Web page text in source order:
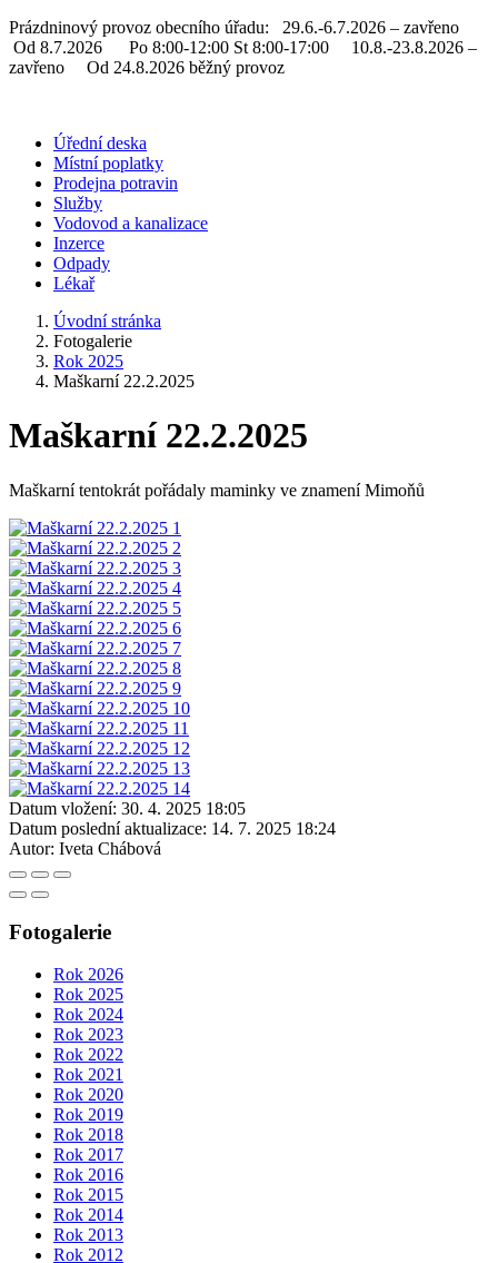
Prázdninový provoz obecního úřadu: 29.6.-6.7.2026 – zavřeno
Od 8.7.2026 Po 8:00-12:00 St 8:00-17:00 10.8.-23.8.2026 –
zavřeno Od 24.8.2026 běžný provoz
Úřední deska
Místní poplatky
Prodejna potravin
Služby
Vodovod a kanalizace
Inzerce
Odpady
Lékař
Úvodní stránka
Fotogalerie
Rok 2025
Maškarní 22.2.2025
Maškarní 22.2.2025
Maškarní tentokrát pořádaly maminky ve znamení Mimoňů
Datum vložení: 30. 4. 2025 18:05
Datum poslední aktualizace: 14. 7. 2025 18:24
Autor: Iveta Chábová
Fotogalerie
Rok 2026
Rok 2025
Rok 2024
Rok 2023
Rok 2022
Rok 2021
Rok 2020
Rok 2019
Rok 2018
Rok 2017
Rok 2016
Rok 2015
Rok 2014
Rok 2013
Rok 2012